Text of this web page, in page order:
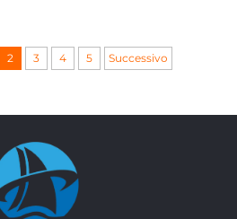
2 3 4 5 Successivo